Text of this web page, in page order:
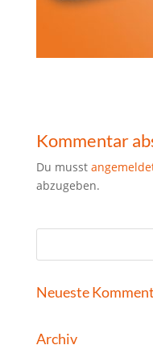
Kommentar
Du musst
abzugeben.
Neueste
Archiv